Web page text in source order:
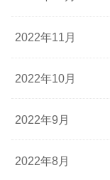
2022年11月
2022年10月
2022年9月
2022年8月